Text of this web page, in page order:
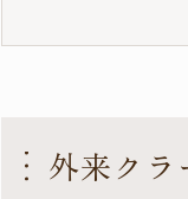
外来クラ